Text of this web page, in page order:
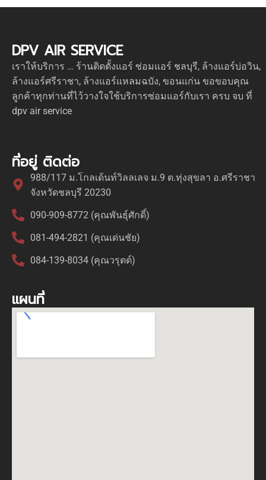
DPV AIR SERVICE
เราให้บริการ … ร้านติดตั้งแอร์ ซ่อมแอร์ ชลบุรี, ล้างแอร์บ่อวิน,
ล้างแอร์ศรีราชา, ล้างแอร์แหลมฉบัง, ขอนแก่น ขอขอบคุณ
ลูกค้าทุกท่านที่ไว้วางใจใช้บริการซ่อมแอร์กับเรา ครบ จบ ที่
dpv air service
ที่อยู่ ติดต่อ
988/117 ม.โกลเด้นท์วิลลเลจ ม.9 ต.ทุ่งสุขลา อ.ศรีราชา
จังหวัดชลบุรี 20230
090-909-8772 (คุณพันธุ์ศักดิ์)
081-494-2821 (คุณเด่นชัย)
084-139-8034 (คุณวรุตต์)
แผนที่